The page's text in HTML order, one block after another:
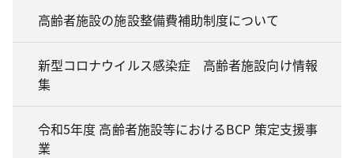
高齢者施設の施設整備費補助制度について
新型コロナウイルス感染症 高齢者施設向け情報
集
令和5年度 高齢者施設等におけるBCP 策定支援事
業